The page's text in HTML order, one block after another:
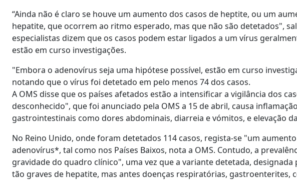
“Ainda não é claro se houve um aumento dos casos de heptite, ou um
hepatite, que ocorrem ao ritmo esperado, mas que não são detetados",
especialistas dizem que os casos podem estar ligados a um vírus
estão em curso investigações.
"Embora o adenovírus seja uma hipótese possível, estão em curso
notando que o vírus foi detetado em pelo menos 74 dos casos.
A OMS disse que os países afetados estão a intensificar a vigilância dos
desconhecido", que foi anunciado pela OMS a 15 de abril, causa
gastrointestinais como dores abdominais, diarreia e vómitos, e elevação
No Reino Unido, onde foram detetados 114 casos, regista-se "um
adenovírus*, tal como nos Países Baixos, nota a OMS. Contudo, a
gravidade do quadro clínico", uma vez que a variante detetada,
tão graves de hepatite, mas antes doenças respiratórias, gastroenterites,